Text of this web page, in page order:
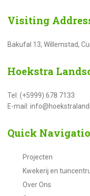
Visiting
Bakufal 13, Willemstad,
Hoekstra
Tel: (+5999) 678 7133
E-mail:
Quick
Projecten
Kwekerij en
Over Ons